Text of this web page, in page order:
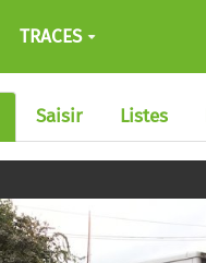
TRACES
Saisir Listes